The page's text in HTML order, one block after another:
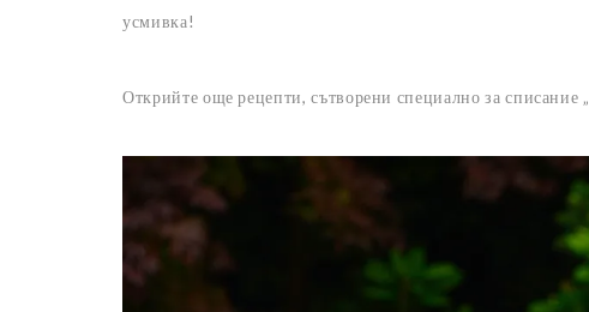
усмивка!
Открийте още рецепти, сътворени специално за списание „